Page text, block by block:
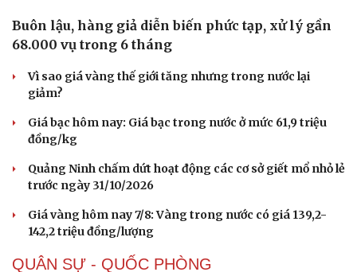
từ năm 2026-2027
Sau phản ánh của VOV, điểm ngập ở xã Lưu Vệ cơ bản
56 trụ sở công dôi dư ở TP.HCM được chuyển thành cơ sở
THỊ TRƯỜNG
Buôn lậu, hàng giả diễn biến phức tạp, xử lý gần
68.000 vụ trong 6 tháng
giảm?